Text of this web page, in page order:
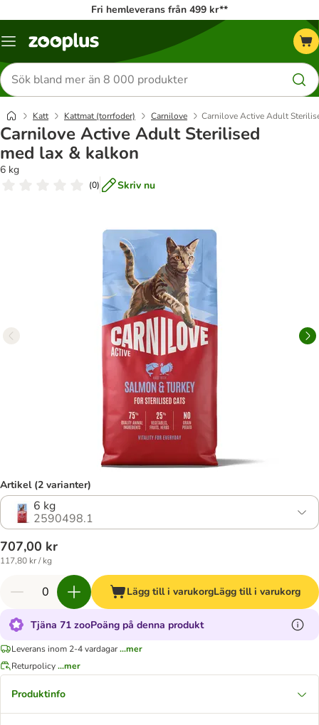
Fri hemleverans från 499 kr**
Katalogmeny
Sök
efter
produkter
Katt Kattmat (torrfoder) Carnilove Carnilove Active Adult
Carnilove Active Adult Sterilised
med lax & kalkon
6 kg
(0) Skriv nu
Artikel (2 varianter)
6 kg
2590498.1
707,00 kr
117,80 kr / kg
Lägg till i varukorgLägg till i varukorg
Tjäna 71 zooPoäng på denna produkt
Leverans inom 2-4 vardagar...mer
Returpolicy...mer
Produktinfo